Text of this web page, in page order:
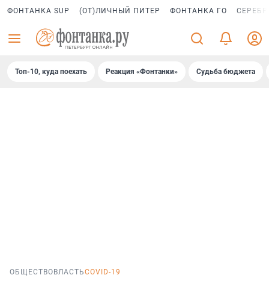
ФОНТАНКА SUP (ОТ)ЛИЧНЫЙ ПИТЕР ФОНТАНКА ГО
Топ-10, куда поехать Реакция «Фонтанки» Судьба бюджета
ОБЩЕСТВО ВЛАСТЬCOVID-19